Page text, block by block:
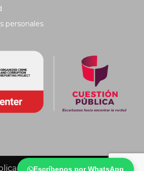
Escríbenos por WhatsApp
personales
2018 - Todos los derechos